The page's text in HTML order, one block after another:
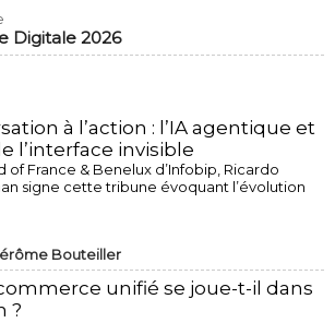
Digitale 2026
à l’action : l’IA agentique et
l’interface invisible
of France & Benelux d’Infobip, Ricardo
signe cette tribune évoquant l’évolution
Bouteiller
unifié se joue-t-il dans
?